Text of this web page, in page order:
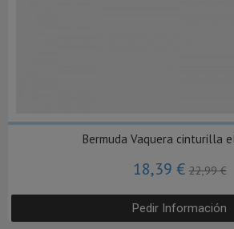
Bermuda Vaquera cinturilla
18,39 €22,99 €
Pedir Información